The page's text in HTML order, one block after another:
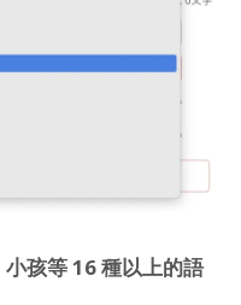
孩等 16 種以上的語